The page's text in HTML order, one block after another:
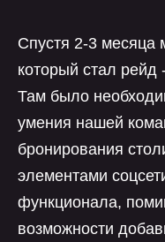
Спустя 2-3 месяца
который стал
Там было
умения нашей
бронирования
элементами
функционала,
возможности